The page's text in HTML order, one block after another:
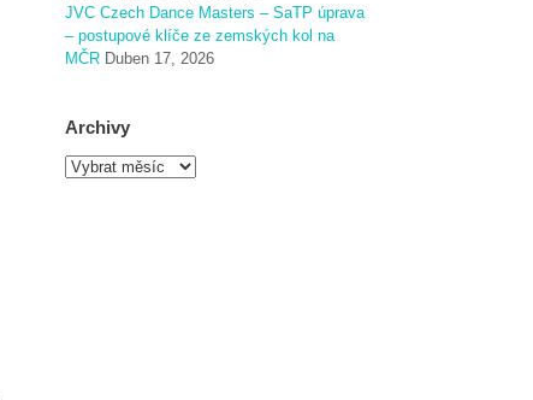
JVC Czech Dance Masters – SaTP úprava
– postupové klíče ze zemských kol na
MČR Duben 17, 2026
Archivy
A